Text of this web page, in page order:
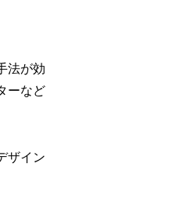
法が効
ーなど
ザイン